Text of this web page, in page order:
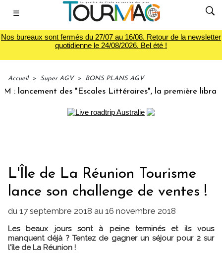
☰
Nos bureaux sont fermés du 27/07 au 16/08. Retour de la newsletter
quotidienne le 24/08/2026. Bel été !
Accueil > Super AGV > BONS PLANS AGV
des "Escales Littéraires", la première librairie
L'Île de La Réunion Tourisme
lance son challenge de ventes !
du 17 septembre 2018 au 16 novembre 2018
Les beaux jours sont à peine terminés et ils vous
manquent déjà ? Tentez de gagner un séjour pour 2 sur
l'île de La Réunion !